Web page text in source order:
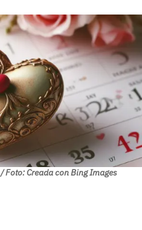
/ Foto: Creada con Bing Images